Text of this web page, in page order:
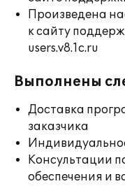
Произведена
к сайту
users.v8.1c.ru
Выполнены
Доставка
заказчика
Консультации
обеспечения и